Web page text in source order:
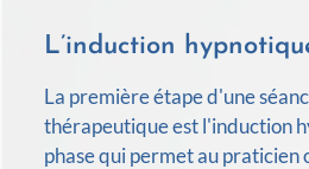
L’induction
La première étape d'une
thérapeutique est l'induction
phase qui permet au praticien